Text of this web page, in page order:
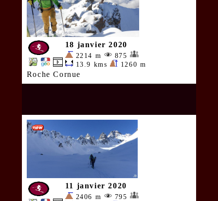
18 janvier 2020
2214 m
875
13.9 kms
1260 m
Roche Cornue
11 janvier 2020
2406 m
795